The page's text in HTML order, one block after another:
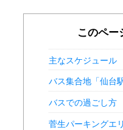
このペー
主なスケジュール
バス集合地「仙台
バスでの過ごし方
菅生パーキングエ